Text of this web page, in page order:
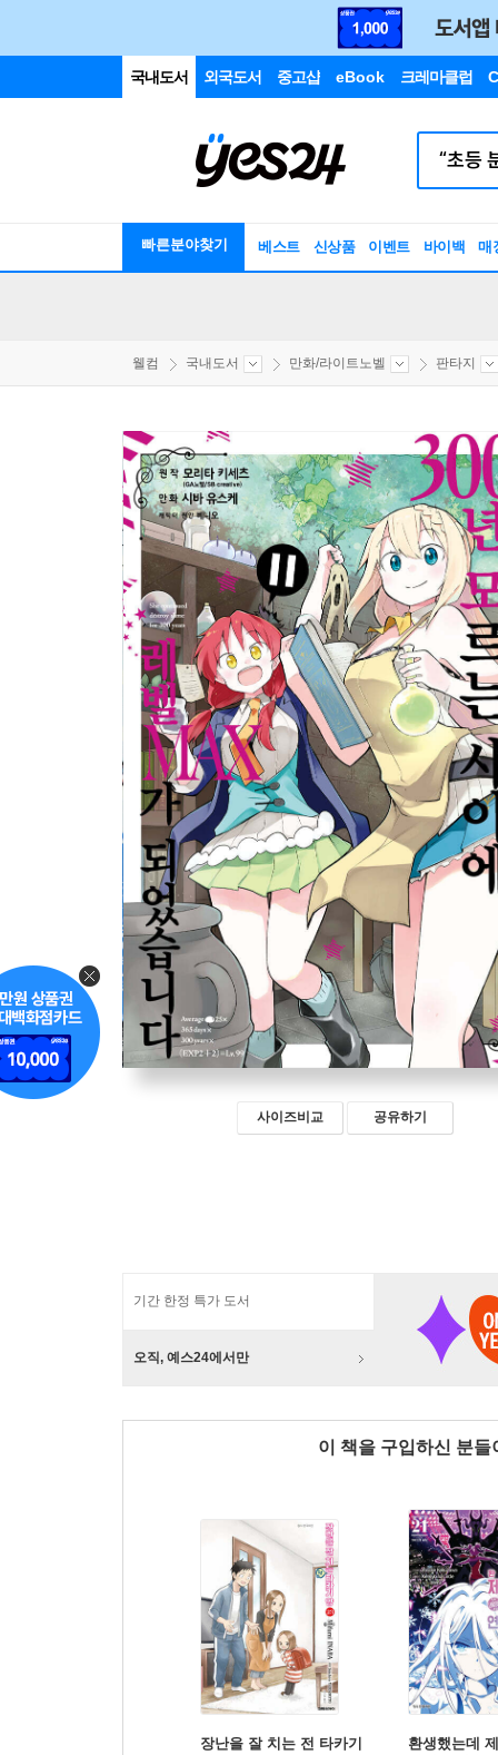
국내도서 외국도서 중고샵 eBook 크레마클럽
빠른분야찾기 베스트 신상품 이벤트 바이백 매
웰컴 국내도서 만화/라이트노벨 판타지
사이즈비교 공유하기
기간 한정 특가 도서
오직, 예스24에서만
이 책을 구입하신 분
장난을 잘 치는 전 타카기
환생했는데